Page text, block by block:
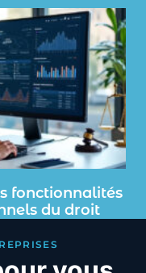
fonctionnalités
du droit